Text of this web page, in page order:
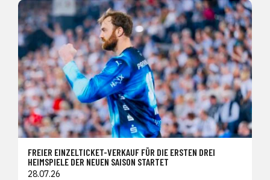
FREIER EINZELTICKET-VERKAUF FÜR DIE ERSTEN DREI
HEIMSPIELE DER NEUEN SAISON STARTET
28.07.26